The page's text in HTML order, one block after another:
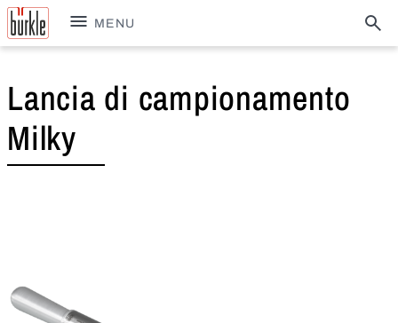
MENU
Lancia di campionamento
Milky